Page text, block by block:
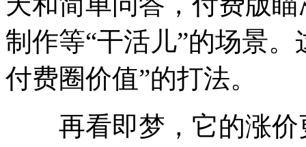
制作等“干活儿”的场景
付费圈价值”的打法。
再看即梦，它的涨价